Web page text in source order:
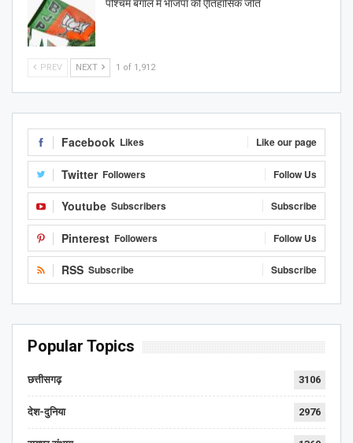
पश्चिम बंगाल में भाजपा की ऐतिहासिक जीत
PREV NEXT 1 of 1,912
Facebook Likes Like our page
Twitter Followers Follow Us
Youtube Subscribers Subscribe
Pinterest Followers Follow Us
RSS Subscribe Subscribe
Popular Topics
छत्तीसगढ़ 3106
देश-दुनिया 2976